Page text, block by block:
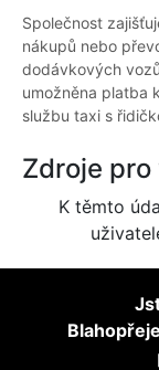
Společnost
nákupů nebo
dodávkových
umožněna platba
službu taxi s
Zdroje
K těmto